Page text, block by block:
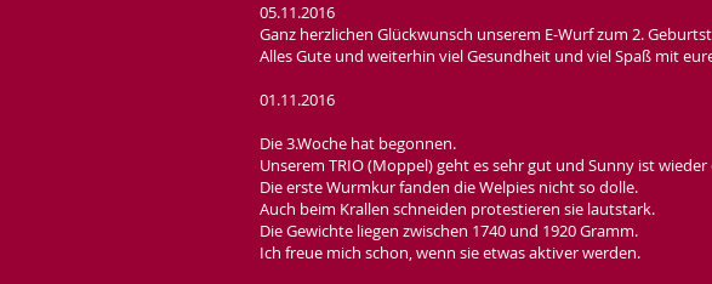
05.11.2016
Ganz herzlichen Glückwunsch unserem E-Wurf zum 2.
Alles Gute und weiterhin viel Gesundheit und viel Spaß mit
01.11.2016
Die 3.Woche hat begonnen.
Unserem TRIO (Moppel) geht es sehr gut und Sunny ist
Die erste Wurmkur fanden die Welpies nicht so dolle.
Auch beim Krallen schneiden protestieren sie lautstark.
Die Gewichte liegen zwischen 1740 und 1920 Gramm.
Ich freue mich schon, wenn sie etwas aktiver werden.